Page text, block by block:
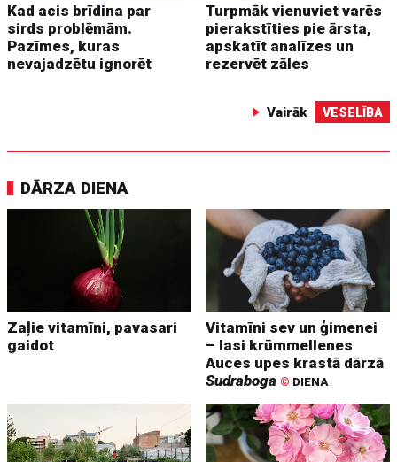
Kad acis brīdina par
sirds problēmām.
Pazīmes, kuras
nevajadzētu ignorēt
Turpmāk vienuviet varēs
pierakstīties pie ārsta,
apskatīt analīzes un
rezervēt zāles
Vairāk VESELĪBA
DĀRZA DIENA
Zaļie vitamīni, pavasari
gaidot
Vitamīni sev un ģimenei
– lasi krūmmellenes
Auces upes krastā dārzā
Sudraboga © DIENA